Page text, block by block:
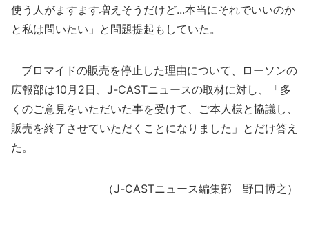
使う人がますます増えそうだけど...本当にそれでいいのか
と私は問いたい」と問題提起もしていた。
ブロマイドの販売を停止した理由について、ローソンの
広報部は10月2日、J-CASTニュースの取材に対し、「多
くのご意見をいただいた事を受けて、ご本人様と協議し、
販売を終了させていただくことになりました」とだけ答え
た。
（J-CASTニュース編集部 野口博之）